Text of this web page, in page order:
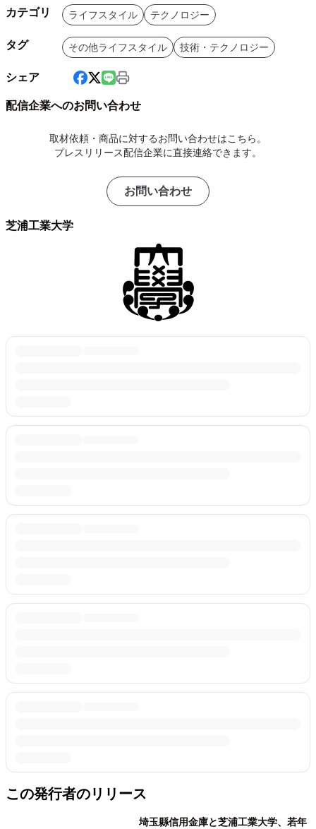
カテゴリ ライフスタイル テクノロジー
タグ その他ライフスタイル 技術・テクノロジー
シェア
配信企業へのお問い合わせ
取材依頼・商品に対するお問い合わせはこちら。
プレスリリース配信企業に直接連絡できます。
お問い合わせ
芝浦工業大学
この発行者のリリース
埼玉縣信用金庫と芝浦工業大学、若年